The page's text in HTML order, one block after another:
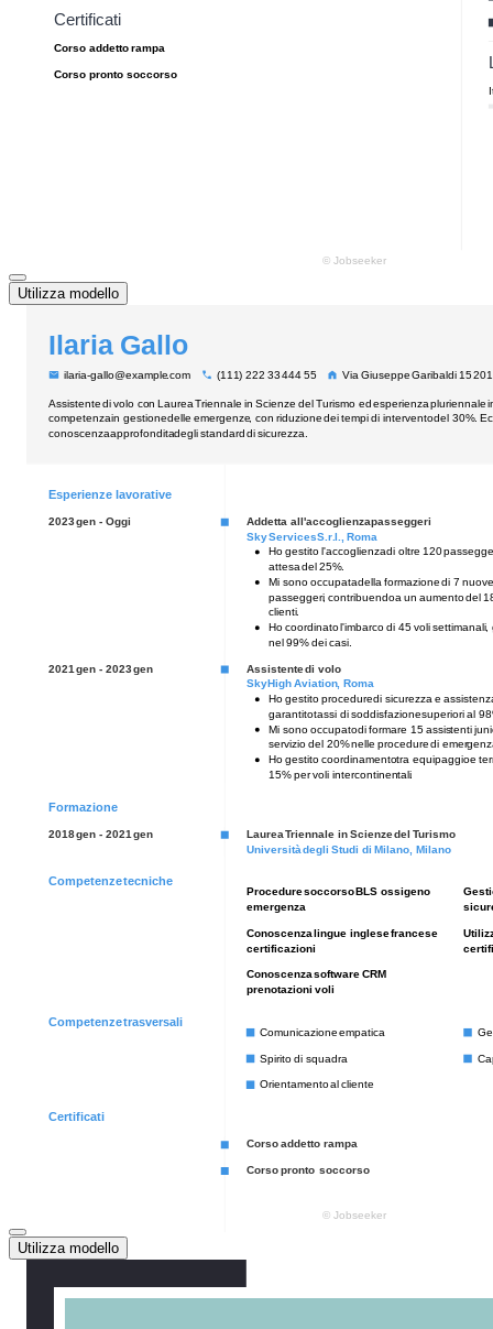
Utilizza modello
Utilizza modello